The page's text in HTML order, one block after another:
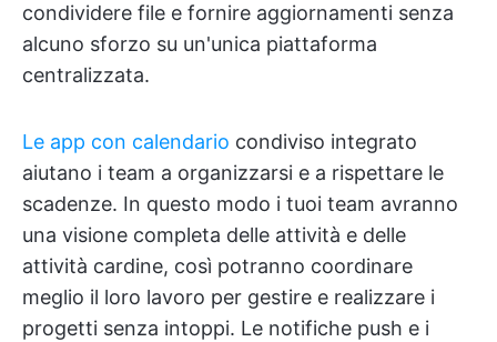
condividere file e fornire aggiornamenti senza
alcuno sforzo su un'unica piattaforma
centralizzata.
Le app con calendario condiviso integrato
aiutano i team a organizzarsi e a rispettare le
scadenze. In questo modo i tuoi team avranno
una visione completa delle attività e delle
attività cardine, così potranno coordinare
meglio il loro lavoro per gestire e realizzare i
progetti senza intoppi. Le notifiche push e i